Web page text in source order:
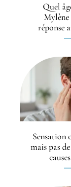
Quel
réponse
Sensation
mais pas